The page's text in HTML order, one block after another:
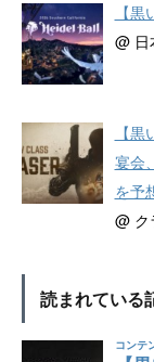
【
@ 日
【
宴会
を予
@ ク
読まれている